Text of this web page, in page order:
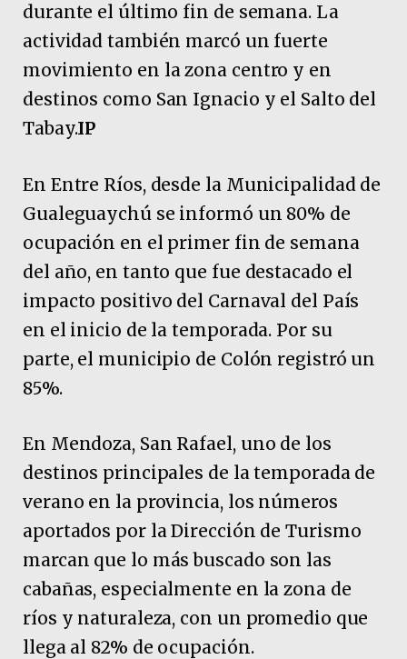
durante el último fin de semana. La
actividad también marcó un fuerte
movimiento en la zona centro y en
destinos como San Ignacio y el Salto del
Tabay.IP
En Entre Ríos, desde la Municipalidad de
Gualeguaychú se informó un 80% de
ocupación en el primer fin de semana
del año, en tanto que fue destacado el
impacto positivo del Carnaval del País
en el inicio de la temporada. Por su
parte, el municipio de Colón registró un
85%.
En Mendoza, San Rafael, uno de los
destinos principales de la temporada de
verano en la provincia, los números
aportados por la Dirección de Turismo
marcan que lo más buscado son las
cabañas, especialmente en la zona de
ríos y naturaleza, con un promedio que
llega al 82% de ocupación.